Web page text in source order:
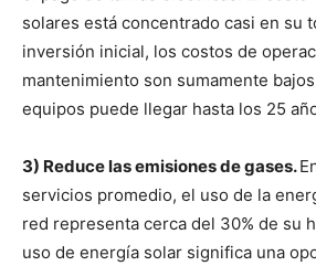
solares está concentrado casi en su
inversión inicial, los costos de
mantenimiento son sumamente
equipos puede llegar hasta los 25
3) Reduce las emisiones de gases.
servicios promedio, el uso de la
red representa cerca del 30% de su
uso de energía solar significa una